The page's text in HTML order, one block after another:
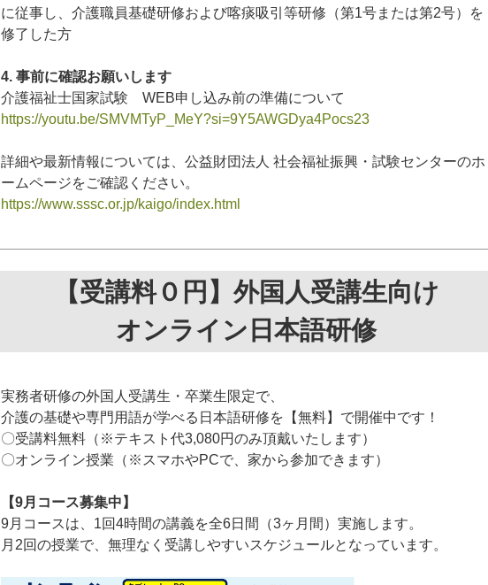
に従事し、介護職員基礎研修および喀痰吸引等研修（第1号または第2号）を
修了した方
4. 事前に確認お願いします
介護福祉士国家試験 WEB申し込み前の準備について
https://youtu.be/SMVMTyP_MeY?si=9Y5AWGDya4Pocs23
詳細や最新情報については、公益財団法人 社会福祉振興・試験センターのホ
ームページをご確認ください。
https://www.sssc.or.jp/kaigo/index.html
【受講料０円】外国人受講生向け
オンライン日本語研修
実務者研修の外国人受講生・卒業生限定で、
介護の基礎や専門用語が学べる日本語研修を【無料】で開催中です！
〇受講料無料（※テキスト代3,080円のみ頂戴いたします）
〇オンライン授業（※スマホやPCで、家から参加できます）
【9月コース募集中】
9月コースは、1回4時間の講義を全6日間（3ヶ月間）実施します。
月2回の授業で、無理なく受講しやすいスケジュールとなっています。